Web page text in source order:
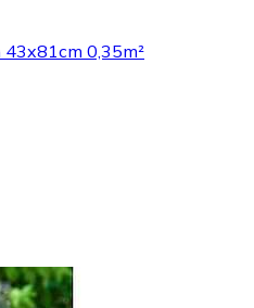
0,35m²